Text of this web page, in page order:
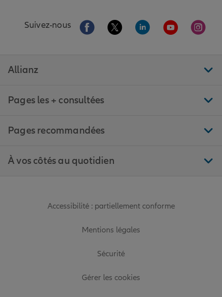
Suivez-nous Aller sur la page Facebook de Allianz
Aller sur la page Twitter de
Aller sur la page
Aller sur la
Aller
Allianz
Pages les + consultées
Pages recommandées
À vos côtés au quotidien
Accessibilité : partiellement conforme
Mentions légales
Sécurité
Gérer les cookies